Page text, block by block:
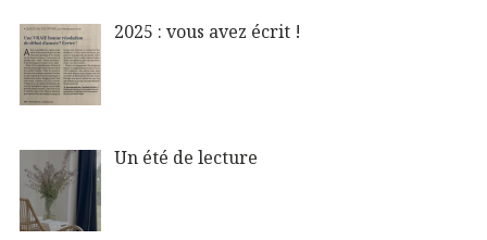
2025 : vous avez écrit !
Un été de lecture